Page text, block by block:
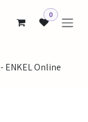
0
ENKEL Online